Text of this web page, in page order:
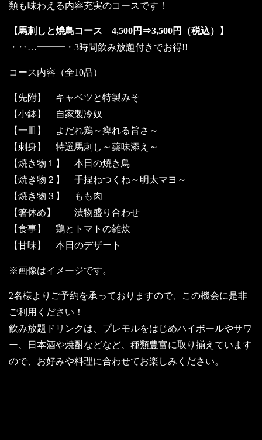
類も味わえる内容充実のコースです！
【馬刺しと焼鳥コース 4,500円⇒3,500円（税込）】
・‥…━━━・3時間飲み放題付きでお得!!
コース内容（全10品）
【先附】 キャベツと特製みそ
【小鉢】 自家製冷奴
【一皿】 よだれ鶏～痺れる旨さ～
【刺身】 特選馬刺し～薬味添え～
【焼き物１】 本日の焼き鳥
【焼き物２】 手捏ねつくね～明太マヨ～
【焼き物３】 もも肉
【箸休め】 漬物盛り合わせ
【食事】 鶏とトマトの雑炊
【甘味】 本日のデザート
※画像はイメージです。
2名様よりご予約を承っておりますので、この機会に是非
ご利用ください！
飲み放題ドリンクは、プレモルをはじめハイボールやサワ
ー、日本酒や焼酎などなど、種類豊富に取り揃えています
ので、お好みや料理に合わせてお楽しみください。